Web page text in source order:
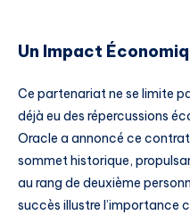
Un Impact
Ce partenariat ne se limite
déjà eu des répercussions
Oracle a annoncé ce
sommet historique,
au rang de deuxième
succès illustre l’importance